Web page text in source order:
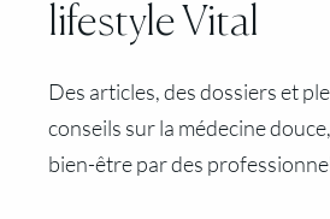
lifestyle Vital
Des articles, des dossiers et
conseils sur la médecine
bien-être par des